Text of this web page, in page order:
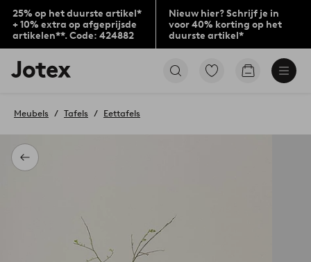
25% op het duurste artikel*
+ 10% extra op afgeprijsde
artikelen**. Code: 424882
Nieuw hier? Schrijf je in
voor 40% korting op het
duurste artikel*
Jotex
logo
to
home
page
Ga
Go
Terug
Meubels Tafels Eettafels